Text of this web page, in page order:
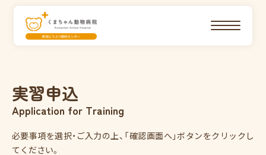
実習申込
Application for Training
必要事項を選択・ご入力の上、「確認画面へ」ボタンをクリックし
てください。